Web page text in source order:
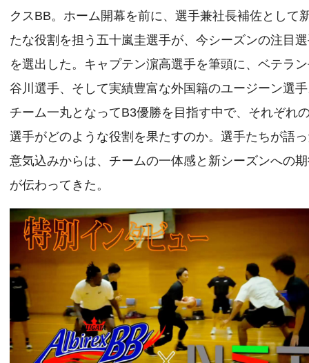
クスBB。ホーム開幕を前に、選手兼社長補佐として
たな役割を担う五十嵐圭選手が、今シーズンの注目
を選出した。キャプテン濵高選手を筆頭に、ベテラ
谷川選手、そして実績豊富な外国籍のユージーン選
チーム一丸となってB3優勝を目指す中で、それぞれ
選手がどのような役割を果たすのか。選手たちが語
意気込みからは、チームの一体感と新シーズンへの
が伝わってきた。